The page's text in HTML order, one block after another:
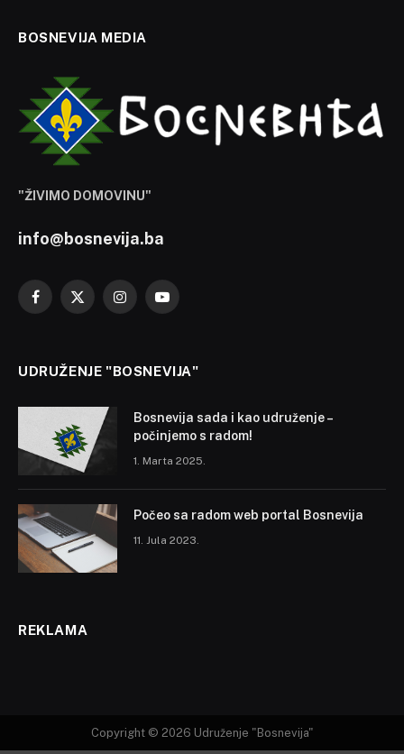
BOSNEVIJA MEDIA
"ŽIVIMO DOMOVINU"
info@bosnevija.ba
Facebook
X
InstagramYouTube
UDRUŽENJE "BOSNEVIJA"
Bosnevija sada i kao udruženje –
počinjemo s radom!
1. Marta 2025.
Počeo sa radom web portal Bosnevija
11. Jula 2023.
REKLAMA
Copyright © 2026 Udruženje "Bosnevija"